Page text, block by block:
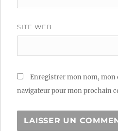
SITE WEB
Enregistrer mon nom, mon
navigateur pour mon prochain